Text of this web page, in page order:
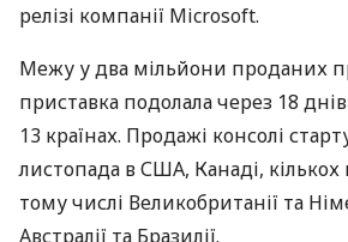
релізі компанії Microsoft.
Межу у два мільйони проданих
приставка подолала через 18 днів
13 країнах. Продажі консолі
листопада вСША, Канаді,
тому числі Великобританії та
Австралії та Бразилії.